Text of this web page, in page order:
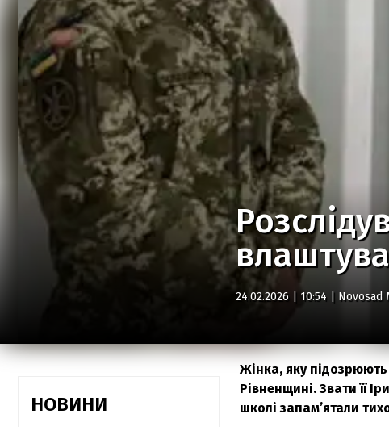
24.02.2026 | 10:54 | Novosad
НОВИНИ
Жінка, яку підозрюють
Рівненщині. Звати її
школі запам’ятали